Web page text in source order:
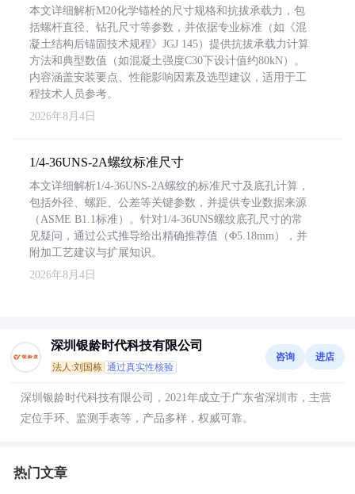
本文详细解析M20化学锚栓的尺寸规格和抗拔承载力，包
括螺杆直径、钻孔尺寸等参数，并依据专业标准（如《混
凝土结构后锚固技术规程》JGJ 145）提供抗拔承载力计算
方法和典型数值（如混凝土强度C30下设计值约80kN）。
内容涵盖安装要点、性能影响因素及选型建议，适用于工
程技术人员参考。
2026年8月4日
1/4-36UNS-2A螺纹标准尺寸
本文详细解析1/4-36UNS-2A螺纹的标准尺寸及底孔计算，
包括外径、螺距、公差等关键参数，并提供专业数据来源
（ASME B1.1标准）。针对1/4-36UNS螺纹底孔尺寸的常
见疑问，通过公式推导给出精确推荐值（Φ5.18mm），并
附加工艺建议与扩展知识。
2026年8月4日
深圳银龄时代科技有限公司
法人:刘国栋 通过真实性核验
咨询 进店
深圳银龄时代科技有限公司，2021年成立于广东省深圳市，主营
定位手环、监测手表等，产品多样，权威可靠。
热门文章